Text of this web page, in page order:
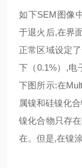
如下SEM图像
于退火后,在界面
正常区域设定
下（0.1%）,电
下图所示:在
属镍和硅镍化合
镍化合物只存
在。但是,在镍